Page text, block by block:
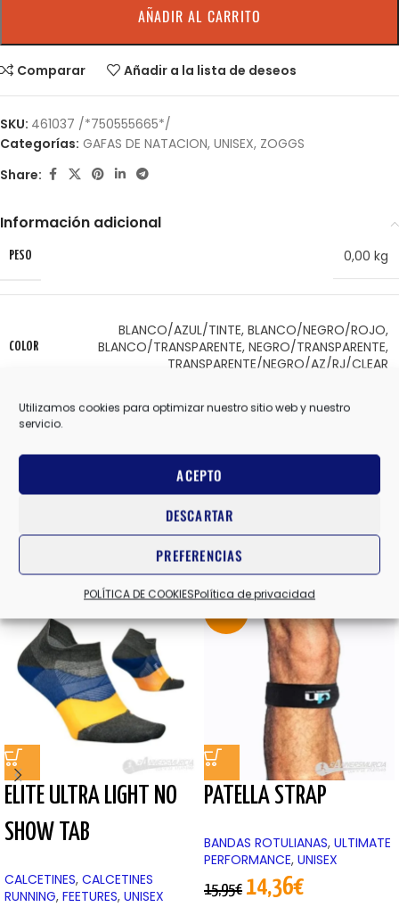
Utilizamos cookies para optimizar nuestro sitio web y nuestro
servicio.
ACEPTO
DESCARTAR
PREFERENCIAS
POLÍTICA DE COOKIESPolítica de privacidad
AÑADIR AL CARRITO
Comparar Añadir a la lista de deseos
SKU: 461037 /*750555665*/
Categorías: GAFAS DE NATACION, UNISEX, ZOGGS
Share:
Información adicional
PESO 0,00 kg
COLOR
BLANCO/AZUL/TINTE, BLANCO/NEGRO/ROJO,
BLANCO/TRANSPARENTE, NEGRO/TRANSPARENTE,
TRANSPARENTE/NEGRO/AZ/RJ/CLEAR
Valoraciones (0)
ELITE ULTRA LIGHT NO
SHOW TAB
CALCETINES, CALCETINES
RUNNING, FEETURES, UNISEX
PATELLA STRAP
BANDAS ROTULIANAS, ULTIMATE
PERFORMANCE, UNISEX
15,95€ 14,36€